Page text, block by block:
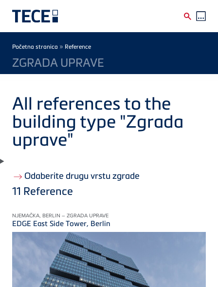
Breadcrumb
Početna stranica » Reference
ZGRADA UPRAVE
All references to the
building type "Zgrada
uprave"
Odaberite drugu vrstu zgrade
11 Reference
NJEMAČKA, BERLIN – ZGRADA UPRAVE
EDGE East Side Tower, Berlin